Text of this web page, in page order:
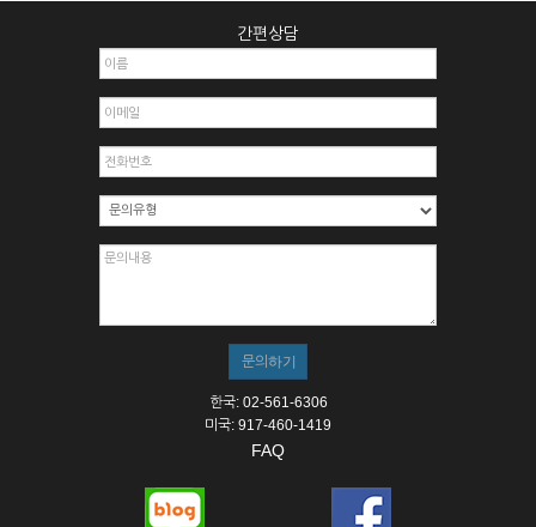
간편상담
한국: 02-561-6306
미국: 917-460-1419
FAQ